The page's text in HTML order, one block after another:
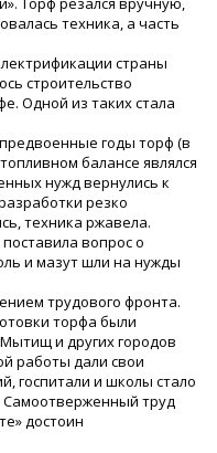
техника, а часть
страны
строительство
Одной из таких стала
годы торф (в
балансе являлся
нужд вернулись к
резко
техника ржавела.
вопрос о
и мазут шли на нужды
трудового фронта.
торфа были
и других городов
работы дали свои
госпитали и школы стало
Самоотверженный труд
достоин